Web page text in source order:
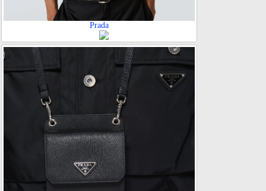
Prada